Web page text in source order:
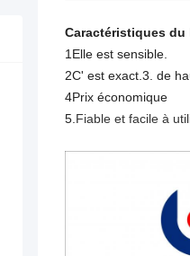
Caractéristiques du
1Elle est sensible.
2C' est exact.3. de
4Prix économique
5.Fiable et facile à